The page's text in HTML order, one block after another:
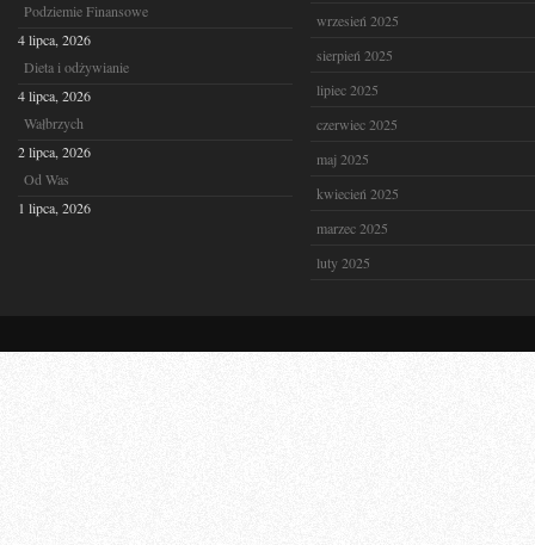
Podziemie Finansowe
4 lipca, 2026
Dieta i odżywianie
4 lipca, 2026
Wałbrzych
2 lipca, 2026
Od Was
1 lipca, 2026
wrzesień 2025
sierpień 2025
lipiec 2025
czerwiec 2025
maj 2025
kwiecień 2025
marzec 2025
luty 2025